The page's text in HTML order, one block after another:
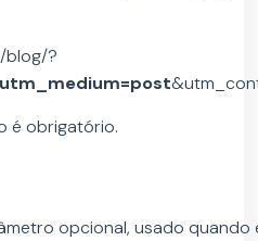
blog/?
utm_medium=post
é obrigatório.
opcional, usado